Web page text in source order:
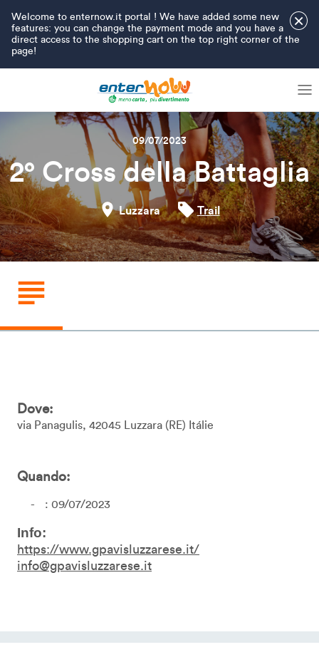
×
Welcome to enternow.it portal ! We have added some new
features: you can change the payment mode and you have a
direct access to the shopping cart on the top right corner of the
page!
09/07/2023
2° Cross della Battaglia
Luzzara Trail
Dove:
via Panagulis 42045 Luzzara RE Itálie
Quando:
: 09/07/2023
Info:
https://www.gpavisluzzarese.it/
info@gpavisluzzarese.it